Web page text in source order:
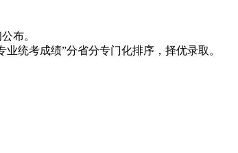
布。
统考成绩”分省分专门化排序，择优录取。